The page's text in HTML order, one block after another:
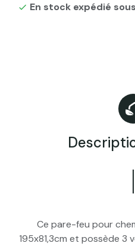
 En stock expédié
Ce pare-feu pour
195x81,3cm et possède 3